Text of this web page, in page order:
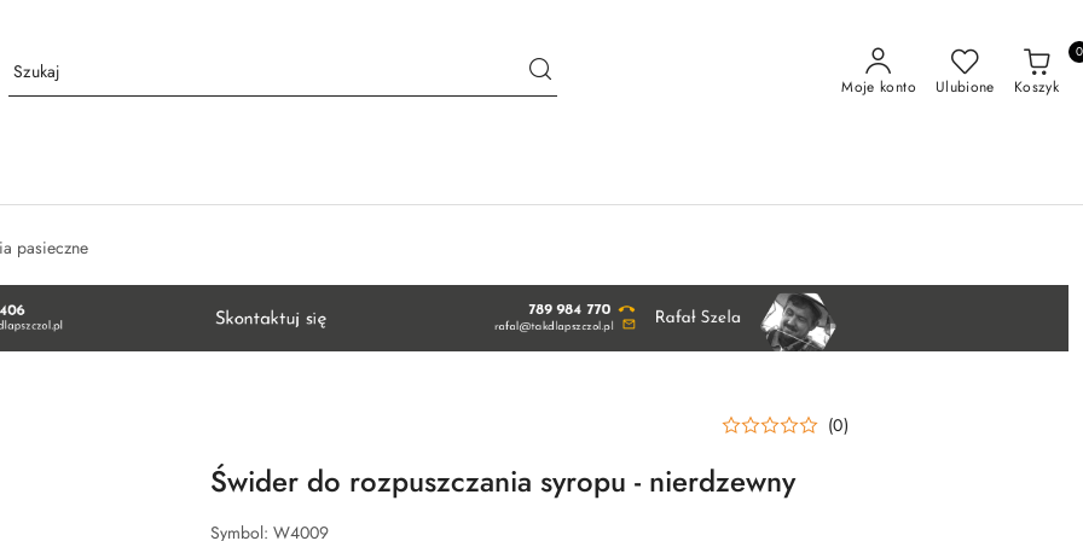
Moje konto Ulubione Koszyk
0
pasieczne
(0)
Świder do rozpuszczania syropu - nierdzewny
Symbol: W4009